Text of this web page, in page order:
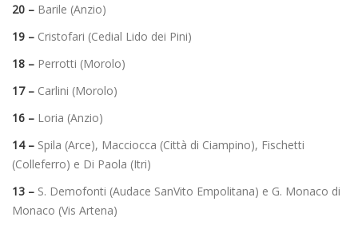
20 – Barile (Anzio)
19 – Cristofari (Cedial Lido dei Pini)
18 – Perrotti (Morolo)
17 – Carlini (Morolo)
16 – Loria (Anzio)
14 – Spila (Arce), Macciocca (Città di Ciampino), Fischetti
(Colleferro) e Di Paola (Itri)
13 – S. Demofonti (Audace SanVito Empolitana) e G. Monaco di
Monaco (Vis Artena)